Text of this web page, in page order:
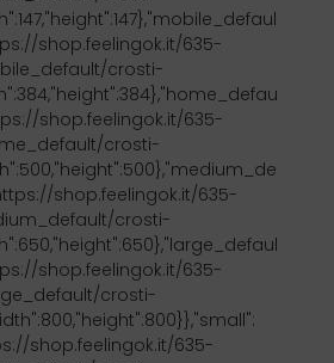
shop.feelingok.it/635-
crosti-
shop.feelingok.it/635-
crosti-
shop.feelingok.it/635-
crosti-
shop.feelingok.it/635-
crosti-
shop.feelingok.it/635-